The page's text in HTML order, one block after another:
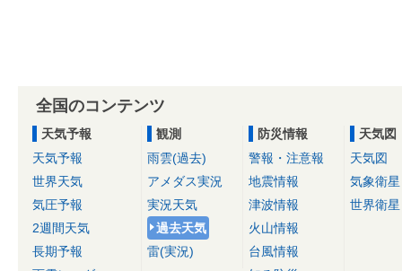
全国のコンテンツ
天気予報
天気予報
世界天気
気圧予報
2週間天気
長期予報
観測
雨雲(過去)
アメダス実況
実況天気
過去天気
雷(実況)
防災情報
警報・注意報
地震情報
津波情報
火山情報
台風情報
天気図
天気図
気象衛星
世界衛星